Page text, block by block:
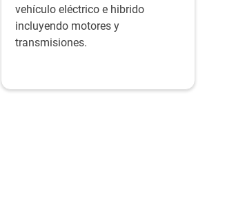
vehículo eléctrico e hibrido
incluyendo motores y
transmisiones.